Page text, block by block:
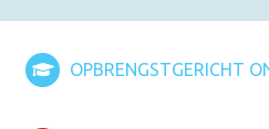
OPBRENGSTGERICHT